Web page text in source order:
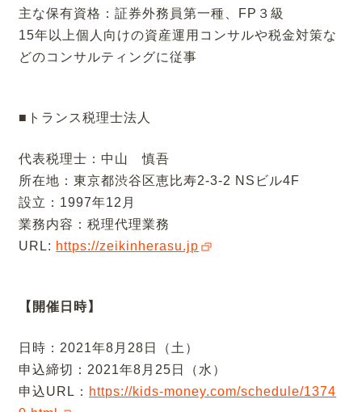
主な保有資格：証券外務員第一種、FP３級
15年以上個人向けの資産運用コンサルや税金対策な
どのコンサルティングに従事
■トランス税理士法人
代表税理士：中山 慎吾
所在地：東京都渋谷区恵比寿2-3-2 NSビル4F
設立：1997年12月
業務内容：税理代理業務
URL: https://zeikinherasu.jp
【開催日時】
日時：2021年8月28日（土）
申込締切：2021年8月25日（水）
申込URL： https://kids-money.com/schedule/1374